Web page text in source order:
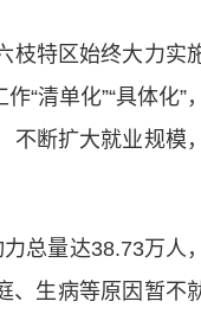
特区始终大力实
清单化”“具体化”，
断扩大就业规模，
总量达38.73万人，
、生病等原因暂不